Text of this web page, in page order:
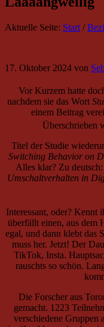
Aktuelle Seite: Start /
17. Oktober 2024 von
Vor Kurzem hatte
nachdem sie das Wort
einem Beitrag
Überschrieben
Titel der Studie
Switching Behavior on
Alles klar? Zu deutsch:
Umschaltverhalten in
Interessant, oder? Kennt
überfällt einen, aus dem
egal, und dann klebt das
muss her. Jetzt! Der
TikTok, Insta.
rauschts so schön.
Die Forscher aus
gemacht. 1223
verschiedene Gruppen